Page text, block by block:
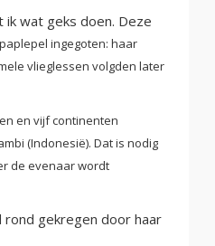
ik wat geks doen. Deze
ingegoten: haar
vlieglessen volgden later
en vijf continenten
(Indonesië). Dat is nodig
de evenaar wordt
gekregen door haar